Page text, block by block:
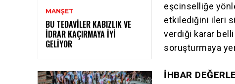
MANŞET
BU TEDAVILER KABIZLIK VE
İDRAR KAÇIRMAYA İYI
GELIYOR
eşcinselliğe
etkilediğini ileri
verdiği karar belli
soruşturmaya
İHBAR